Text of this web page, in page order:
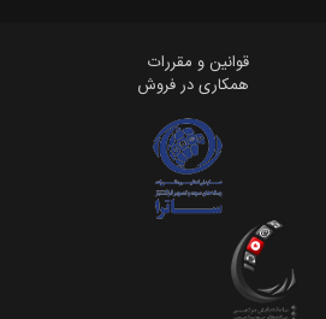
قوانین و مقررات
همکاری در فروش